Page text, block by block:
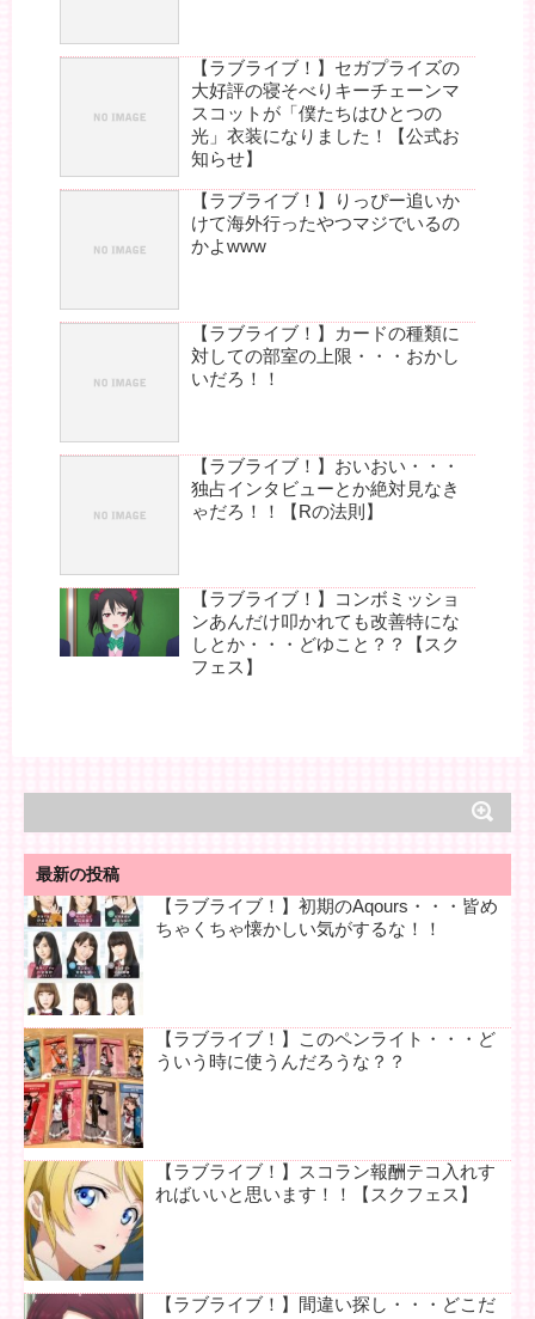
【ラブライブ！】セガプライズの
大好評の寝そべりキーチェーンマ
スコットが「僕たちはひとつの
光」衣装になりました！【公式お
知らせ】
【ラブライブ！】りっぴー追いか
けて海外行ったやつマジでいるの
かよwww
【ラブライブ！】カードの種類に
対しての部室の上限・・・おかし
いだろ！！
【ラブライブ！】おいおい・・・
独占インタビューとか絶対見なき
ゃだろ！！【Rの法則】
【ラブライブ！】コンボミッショ
ンあんだけ叩かれても改善特にな
しとか・・・どゆこと？？【スク
フェス】
最新の投稿
【ラブライブ！】初期のAqours・・・皆め
ちゃくちゃ懐かしい気がするな！！
【ラブライブ！】このペンライト・・・ど
ういう時に使うんだろうな？？
【ラブライブ！】スコラン報酬テコ入れす
ればいいと思います！！【スクフェス】
【ラブライブ！】間違い探し・・・どこだ